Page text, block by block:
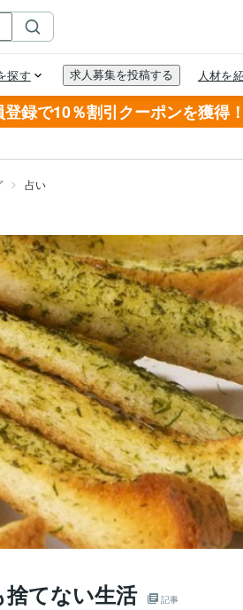
登録で10％割引クーポンを獲得！
占い
てない生活 記事